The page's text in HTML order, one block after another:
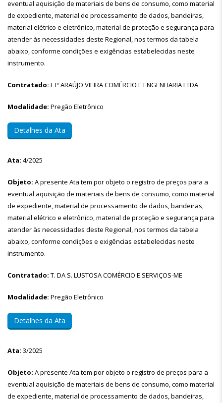
eventual aquisição de materiais de bens de consumo, como material
de expediente, material de processamento de dados, bandeiras,
material elétrico e eletrônico, material de proteção e segurança para
atender às necessidades deste Regional, nos termos da tabela
abaixo, conforme condições e exigências estabelecidas neste
instrumento.
Contratado: L P ARAÚJO VIEIRA COMÉRCIO E ENGENHARIA LTDA
Modalidade: Pregão Eletrônico
Detalhes da Ata
Ata: 4/2025
Objeto: A presente Ata tem por objeto o registro de preços para a
eventual aquisição de materiais de bens de consumo, como material
de expediente, material de processamento de dados, bandeiras,
material elétrico e eletrônico, material de proteção e segurança para
atender às necessidades deste Regional, nos termos da tabela
abaixo, conforme condições e exigências estabelecidas neste
instrumento.
Contratado: T. DA S. LUSTOSA COMÉRCIO E SERVIÇOS-ME
Modalidade: Pregão Eletrônico
Detalhes da Ata
Ata: 3/2025
Objeto: A presente Ata tem por objeto o registro de preços para a
eventual aquisição de materiais de bens de consumo, como material
de expediente, material de processamento de dados, bandeiras,